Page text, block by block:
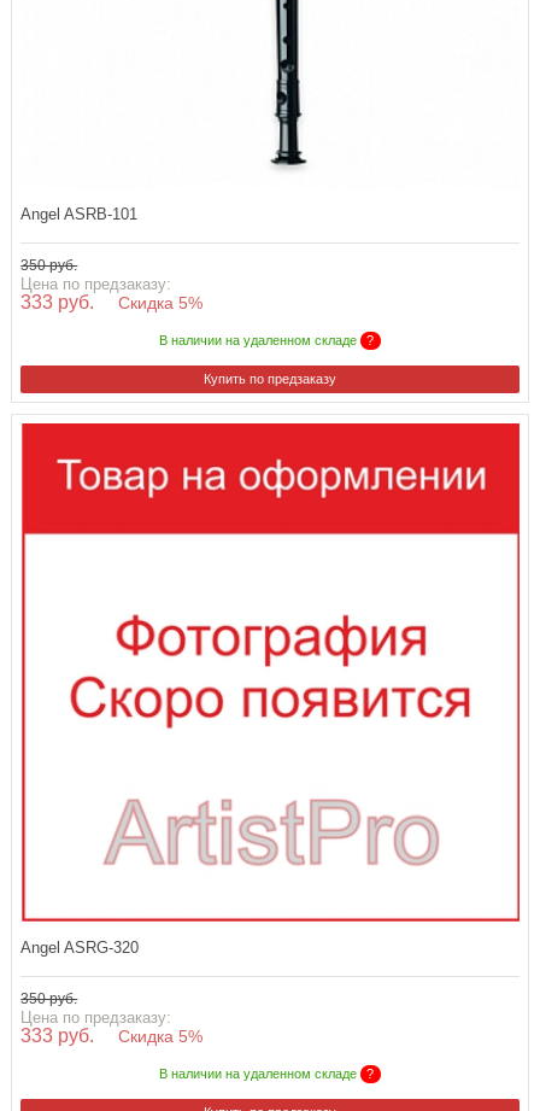
Angel ASRB-101
350 руб.
Цена по предзаказу:
333 руб. Скидка 5%
В наличии на удаленном складе ?
Купить по предзаказу
Angel ASRG-320
350 руб.
Цена по предзаказу:
333 руб. Скидка 5%
В наличии на удаленном складе ?